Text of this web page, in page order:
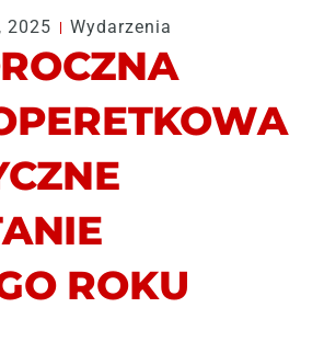
2025 Wydarzenia
ROKU